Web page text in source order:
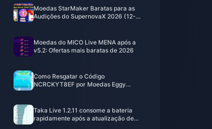
Moedas StarMaker Baratas para as
Audições do SupernovaX 2026 (12-
Moedas do MICO Live MENA após a
v5.2: Ofertas mais baratas de 2026
Como Resgatar o Código
NCRCKYT8EF por Moedas Eggy
Taka Live 1.2.11 consome a bateria
rapidamente após a atualização de